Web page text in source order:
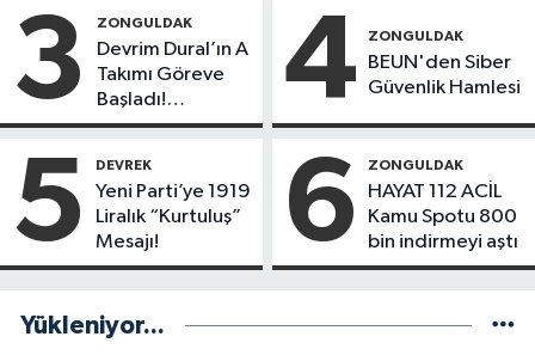
Potansiyeline Sahip
İlk 3 İsim!
Başladı
3 ZONGULDAK
Devrim Dural’ın A
Takımı Göreve
Başladı!
Yönetimde
4 ZONGULDAK
BEUN'den Siber
Güvenlik Hamlesi
5 DEVREK
Yeni Parti’ye 1919
Liralık “Kurtuluş”
Mesajı!
6 ZONGULDAK
HAYAT 112 ACİL
Kamu Spotu 800
bin indirmeyi aştı
Yükleniyor...